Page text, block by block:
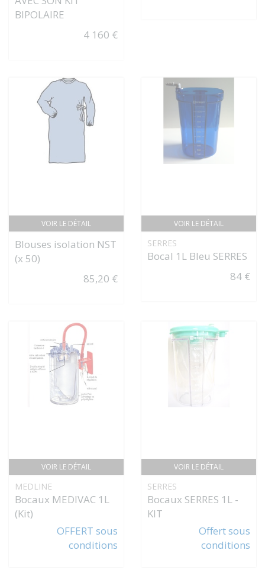
BIPOLAIRE
4 160 €
VOIR LE DÉTAIL
Blouses isolation NST
(x 50)
85,20 €
VOIR LE DÉTAIL
SERRES
Bocal 1L Bleu SERRES
84 €
VOIR LE DÉTAIL
MEDLINE
Bocaux MEDIVAC 1L
(Kit)
OFFERT sous
conditions
VOIR LE DÉTAIL
SERRES
Bocaux SERRES 1L -
KIT
Offert sous
conditions